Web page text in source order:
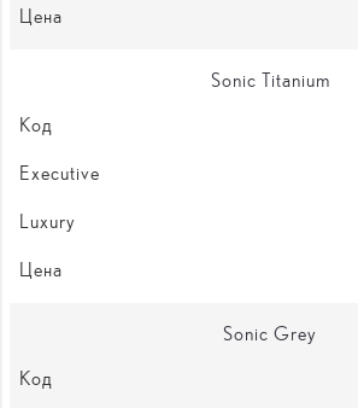
Sonic Titanium
Sonic Grey